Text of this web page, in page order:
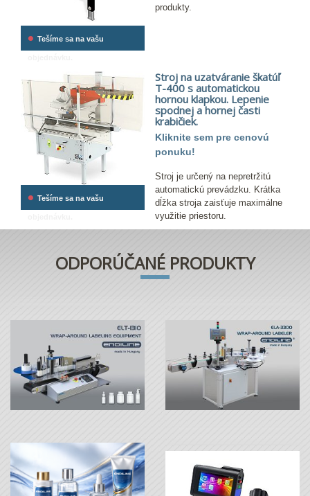
• Tešíme sa na vašu
produkty.
• Tešíme sa na vašu
Stroj na uzatváranie škatúľ
T-400 s automatickou
hornou klapkou. Lepenie
spodnej a hornej časti
krabičiek.
Kliknite sem pre cenovú
ponuku!
Stroj je určený na nepretržitú
automatickú prevádzku. Krátka
dĺžka stroja zaisťuje maximálne
využitie priestoru.
ODPORÚČANÉ PRODUKTY